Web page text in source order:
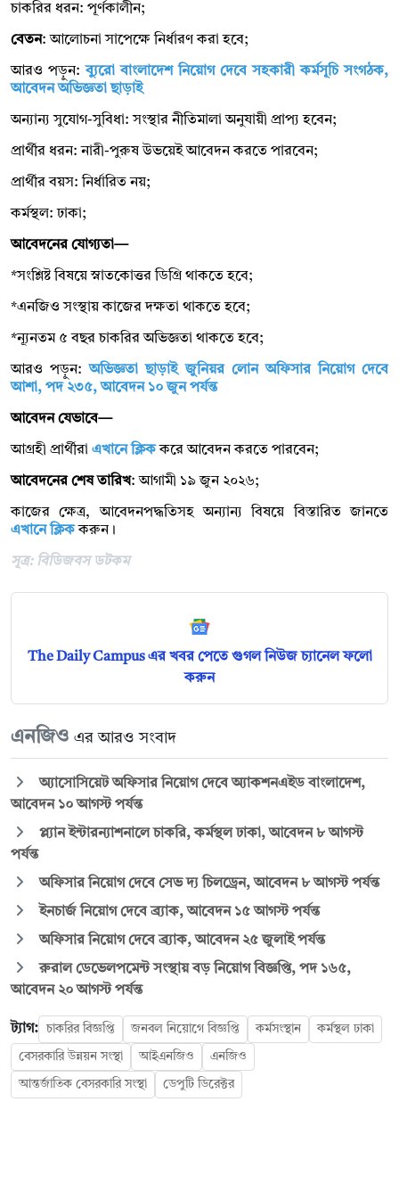
চাকরির ধরন: পূর্ণকালীন;
বেতন: আলোচনা সাপেক্ষে নির্ধারণ করা হবে;
আরও পড়ুন:ব্যুরো বাংলাদেশ নিয়োগ দেবে সহকারী কর্মসূচি সংগঠক,
আবেদন অভিজ্ঞতা ছাড়াই
অন্যান্য সুযোগ-সুবিধা: সংস্থার নীতিমালা অনুযায়ী প্রাপ্য হবেন;
প্রার্থীর ধরন: নারী-পুরুষ উভয়েই আবেদন করতে পারবেন;
প্রার্থীর বয়স: নির্ধারিত নয়;
কর্মস্থল: ঢাকা;
আবেদনের যোগ্যতা—
*সংশ্লিষ্ট বিষয়ে স্নাতকোত্তর ডিগ্রি থাকতে হবে;
*এনজিও সংস্থায় কাজের দক্ষতা থাকতে হবে;
*ন্যূনতম ৫ বছর চাকরির অভিজ্ঞতা থাকতে হবে;
আরও পড়ুন:অভিজ্ঞতা ছাড়াই জুনিয়র লোন অফিসার নিয়োগ দেবে
আশা, পদ ২৩৫, আবেদন ১০ জুন পর্যন্ত
আবেদন যেভাবে—
আগ্রহী প্রার্থীরা এখানে ক্লিককরে আবেদন করতে পারবেন;
আবেদনের শেষ তারিখ: আগামী ১৯ জুন ২০২৬;
কাজের ক্ষেত্র, আবেদনপদ্ধতিসহ অন্যান্য বিষয়ে বিস্তারিত জানতে
এখানে ক্লিককরুন।
সূত্র: বিডিজবস ডটকম
The Daily Campus এর খবর পেতে গুগল নিউজ চ্যানেল ফলো
করুন
এনজিও এর আরও সংবাদ
অ্যাসোসিয়েট অফিসার নিয়োগ দেবে অ্যাকশনএইড বাংলাদেশ,
আবেদন ১০ আগস্ট পর্যন্ত
প্ল্যান ইন্টারন্যাশনালে চাকরি, কর্মস্থল ঢাকা, আবেদন ৮ আগস্ট
পর্যন্ত
অফিসার নিয়োগ দেবে সেভ দ্য চিলড্রেন, আবেদন ৮ আগস্ট পর্যন্ত
ইনচার্জ নিয়োগ দেবে ব্র্যাক, আবেদন ১৫ আগস্ট পর্যন্ত
অফিসার নিয়োগ দেবে ব্র্যাক, আবেদন ২৫ জুলাই পর্যন্ত
রুরাল ডেভেলপমেন্ট সংস্থায় বড় নিয়োগ বিজ্ঞপ্তি, পদ ১৬৫,
আবেদন ২০ আগস্ট পর্যন্ত
ট্যাগ: চাকরির বিজ্ঞপ্তি জনবল নিয়োগে বিজ্ঞপ্তি কর্মসংস্থান কর্মস্থল ঢাকা
বেসরকারি উন্নয়ন সংস্থা আইএনজিও এনজিও
আন্তর্জাতিক বেসরকারি সংস্থা ডেপুটি ডিরেক্টর